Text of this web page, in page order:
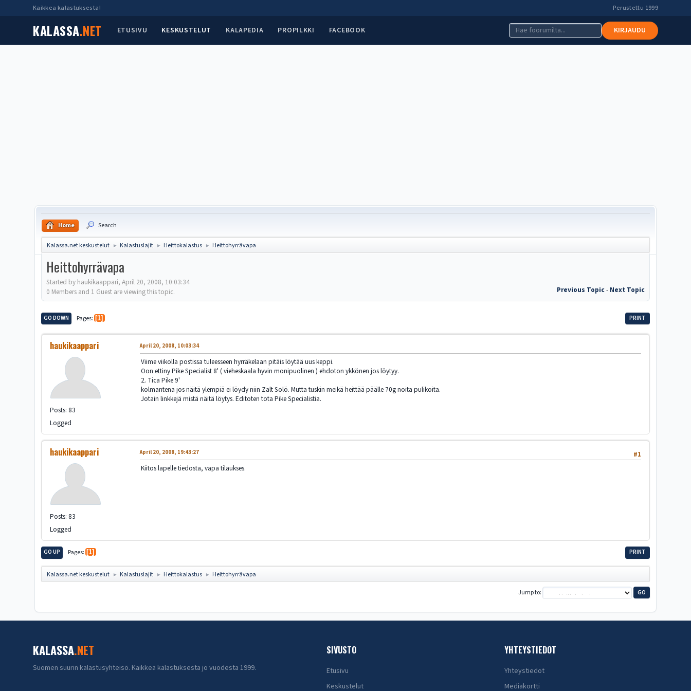
Kaikkea kalastuksesta! Perustettu 1999
KALASSA.NET ETUSIVU KESKUSTELUT KALAPEDIA PROPILKKI FACEBOOK KIRJAUDU
Home Search
Kalassa.net keskustelut ► Kalastuslajit ► Heittokalastus ► Heittohyrrävapa
Heittohyrrävapa
Started by haukikaappari, April 20, 2008, 10:03:34
Previous Topic- Next Topic
0 Members and 1 Guest are viewing this topic.
PRINT
GO DOWN Pages 1
haukikaappari
Posts: 83
Logged
April 20, 2008, 10:03:34
Viime viikolla postissa tuleesseen hyrräkelaan pitäis löytää uus keppi.
Oon ettiny Pike Specialist 8' ( vieheskaala hyvin monipuolinen ) ehdoton ykkönen jos löytyy.
2. Tica Pike 9'
kolmantena jos näitä ylempiä ei löydy niin Zalt Solö. Mutta tuskin meikä heittää päälle 70g noita pulikoita.
Jotain linkkejä mistä näitä löytys. Editoten tota Pike Specialistia.
haukikaappari
Posts: 83
Logged
#1
April 20, 2008, 19:43:27
Kiitos lapelle tiedosta, vapa tilaukses.
PRINT
GO UP Pages 1
Kalassa.net keskustelut ► Kalastuslajit ► Heittokalastus ► Heittohyrrävapa
Jump to
KALASSA.NET
Suomen suurin kalastusyhteisö. Kaikkea kalastuksesta jo vuodesta 1999.
SIVUSTO
Etusivu
Keskustelut
YHTEYSTIEDOT
Yhteystiedot
Mediakortti